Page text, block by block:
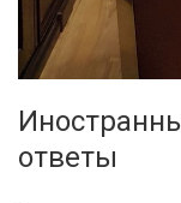
ответы